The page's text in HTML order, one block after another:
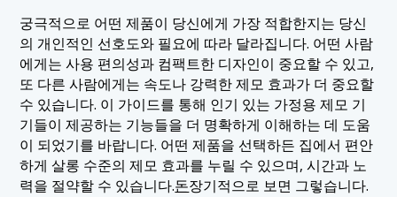
궁극적으로 어떤 제품이 당신에게 가장 적합한지는 당신
의 개인적인 선호도와 필요에 따라 달라집니다. 어떤 사람
에게는 사용 편의성과 컴팩트한 디자인이 중요할 수 있고,
또 다른 사람에게는 속도나 강력한 제모 효과가 더 중요할
수 있습니다. 이 가이드를 통해 인기 있는 가정용 제모 기
기들이 제공하는 기능들을 더 명확하게 이해하는 데 도움
이 되었기를 바랍니다. 어떤 제품을 선택하든 집에서 편안
하게 살롱 수준의 제모 효과를 누릴 수 있으며, 시간과 노
력을 절약할 수 있습니다.돈장기적으로 보면 그렇습니다.